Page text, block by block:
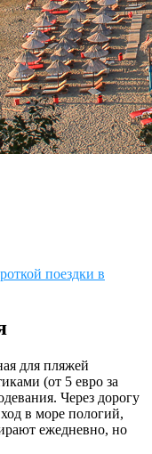
поездки в
для пляжей
(от 5 евро за
Через дорогу
в море пологий,
ежедневно, но